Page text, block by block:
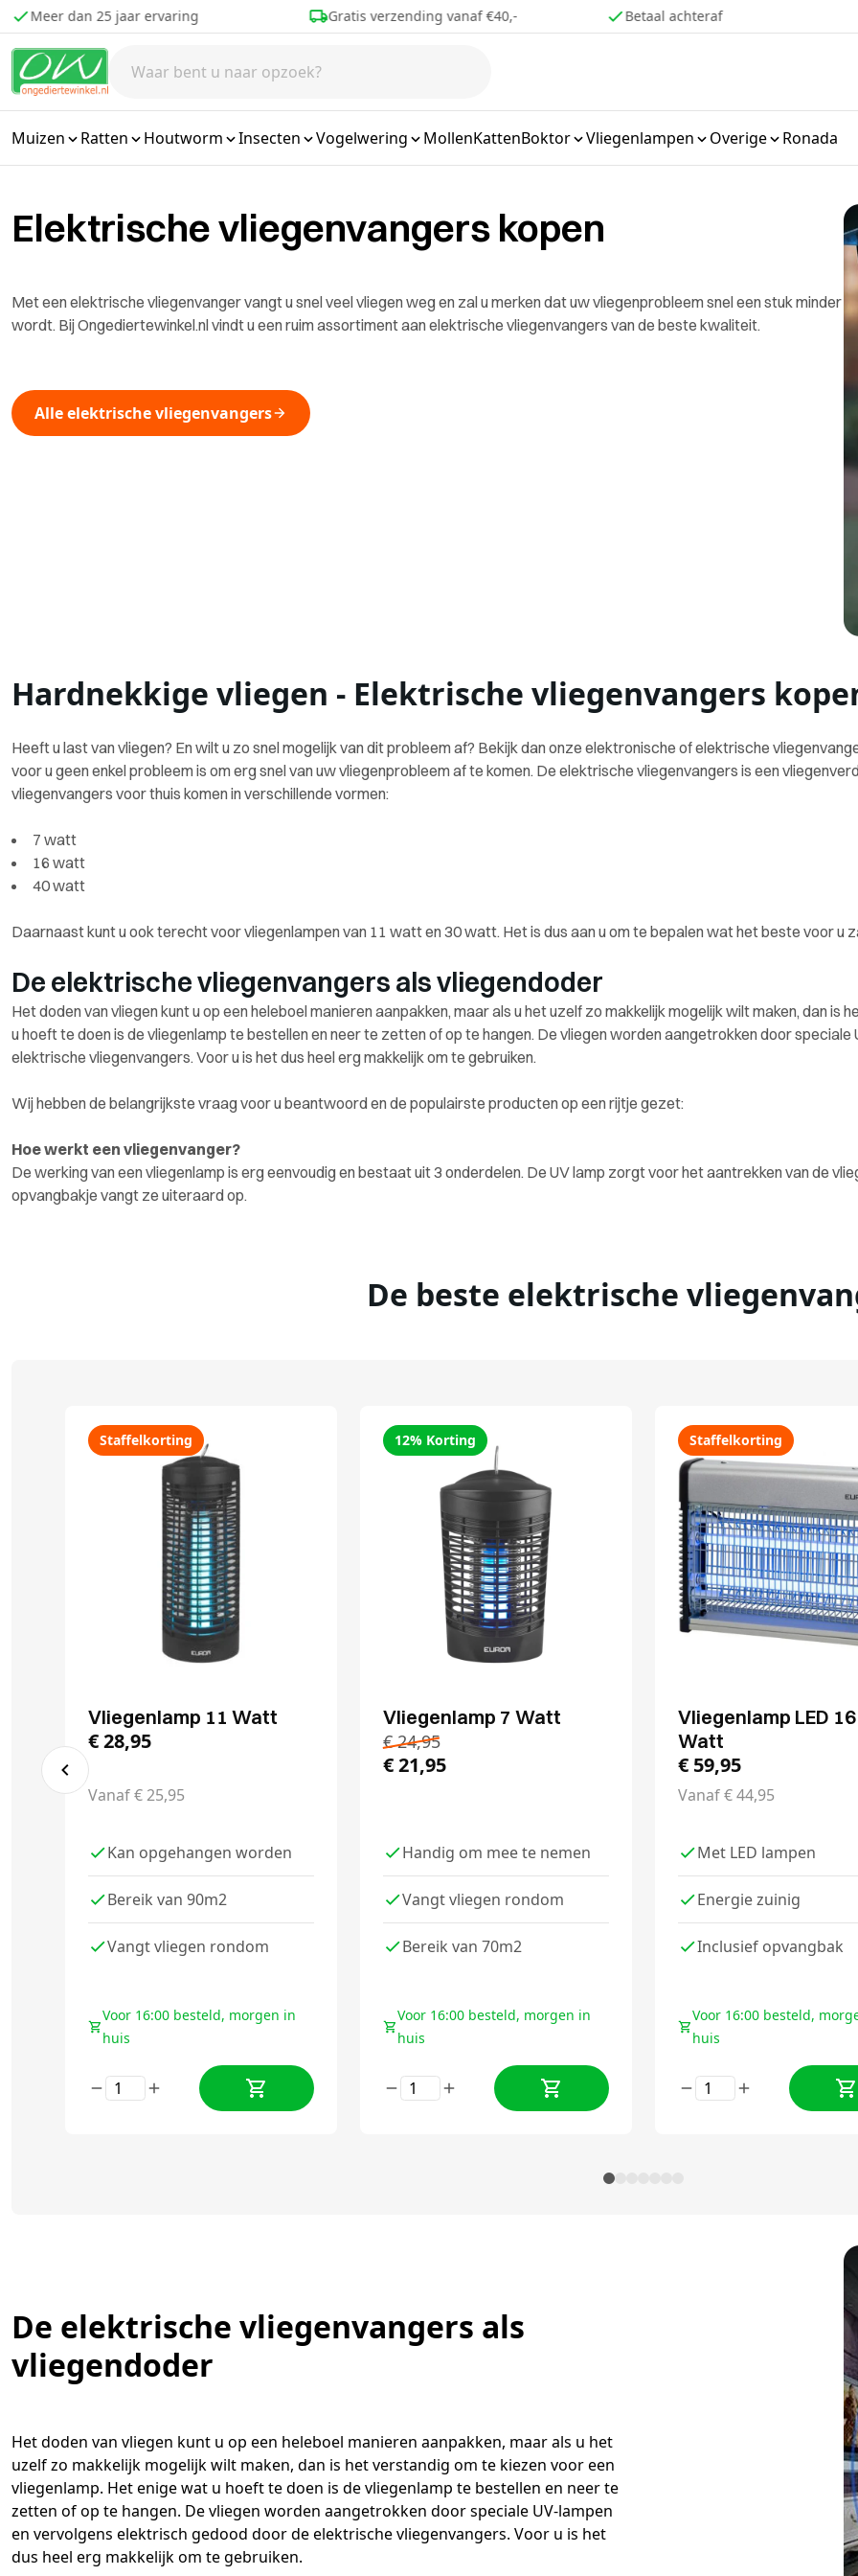
Ga naar de inhoud
Meer dan 25 jaar ervaring Gratis verzending vanaf €40,- Betaal achteraf
Muizen Ratten Houtworm Insecten Vogelwering MollenKattenBoktor Vliegenlampen Overige Ronada
Elektrische vliegenvangers kopen
Met een elektrische vliegenvanger vangt u snel veel vliegen weg en zal u merken dat uw vliegenprobleem snel een stuk minder
wordt. Bij Ongediertewinkel.nl vindt u een ruim assortiment aan elektrische vliegenvangers van de beste kwaliteit.
Alle elektrische vliegenvangers
Hardnekkige vliegen - Elektrische vliegenvangers
Heeft u last van vliegen? En wilt u zo snel mogelijk van dit probleem af? Bekijk dan onze elektronische of elektrische
voor u geen enkel probleem is om erg snel van uw vliegenprobleem af te komen. De elektrische vliegenvangers is een
vliegenvangers voor thuis komen in verschillende vormen:
7 watt
16 watt
40 watt
Daarnaast kunt u ook terecht voor vliegenlampen van 11 watt en 30 watt. Het is dus aan u om te bepalen wat het beste voor u
De elektrische vliegenvangers als vliegendoder
Het doden van vliegen kunt u op een heleboel manieren aanpakken, maar als u het uzelf zo makkelijk mogelijk wilt maken, dan
u hoeft te doen is de vliegenlamp te bestellen en neer te zetten of op te hangen. De vliegen worden aangetrokken door
elektrische vliegenvangers. Voor u is het dus heel erg makkelijk om te gebruiken.
Wij hebben de belangrijkste vraag voor u beantwoord en de populairste producten op een rijtje gezet:
Hoe werkt een vliegenvanger?
De werking van een vliegenlamp is erg eenvoudig en bestaat uit 3 onderdelen. De UV lamp zorgt voor het aantrekken van de
opvangbakje vangt ze uiteraard op.
De beste elektrische
Staffelkorting
Vliegenlamp 11 Watt
€28,95
Vanaf€25,95
Kan opgehangen worden
Bereik van 90m2
Vangt vliegen rondom
Voor 16:00 besteld, morgen in
huis
12% Korting
Vliegenlamp 7 Watt
€24,95
€21,95
Handig om mee te nemen
Vangt vliegen rondom
Bereik van 70m2
Voor 16:00 besteld, morgen in
huis
Staffelkorting
Vliegenlamp LED 16
Watt
€ 59,95
Vanaf€44,95
Met LED lampen
Energie zuinig
Inclusief opvangbak
Voor 16:00 besteld,
huis
De elektrische vliegenvangers als
vliegendoder
Het doden van vliegen kunt u op een heleboel manieren aanpakken, maar als u het
uzelf zo makkelijk mogelijk wilt maken, dan is het verstandig om te kiezen voor een
vliegenlamp. Het enige wat u hoeft te doen is de vliegenlamp te bestellen en neer te
zetten of op te hangen. De vliegen worden aangetrokken door speciale UV-lampen
en vervolgens elektrisch gedood door de elektrische vliegenvangers. Voor u is het
dus heel erg makkelijk om te gebruiken.